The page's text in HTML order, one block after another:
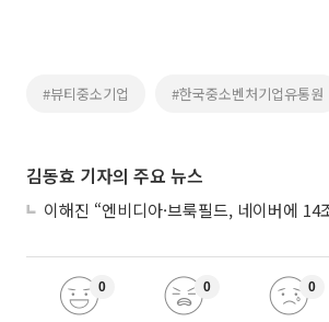
#뷰티중소기업 #한국중소벤처기업유통원
김동효 기자의 주요 뉴스
이해진 “엔비디아·브룩필드, 네이버에 14
0 0 0